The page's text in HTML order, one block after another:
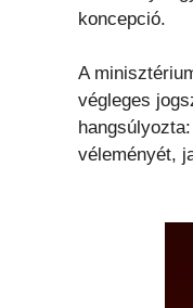
koncepció.
A
végleges
véleményét,